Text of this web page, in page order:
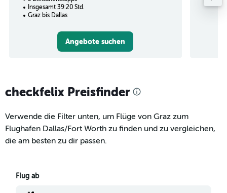
Insgesamt 39:20 Std.
Graz bis Dallas
Angebote suchen
checkfelix Preisfinder
Verwende die Filter unten, um Flüge von Graz zum
Flughafen Dallas/Fort Worth zu finden und zu vergleichen,
die am besten zu dir passen.
Flug ab